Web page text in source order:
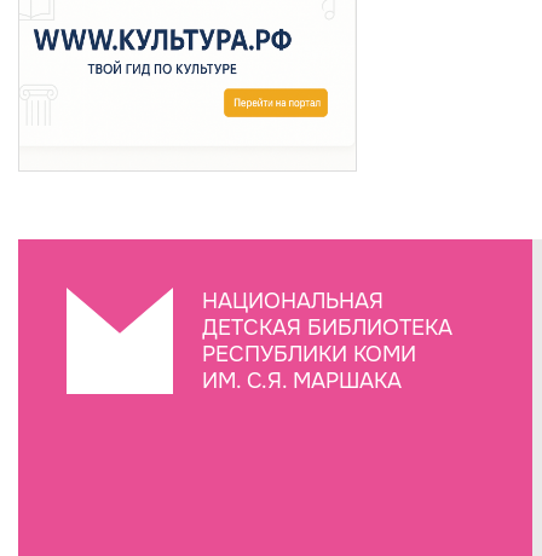
НАЦИОНАЛЬНАЯ
ДЕТСКАЯ БИБЛИОТЕКА
РЕСПУБЛИКИ КОМИ
ИМ. С.Я. МАРШАКА